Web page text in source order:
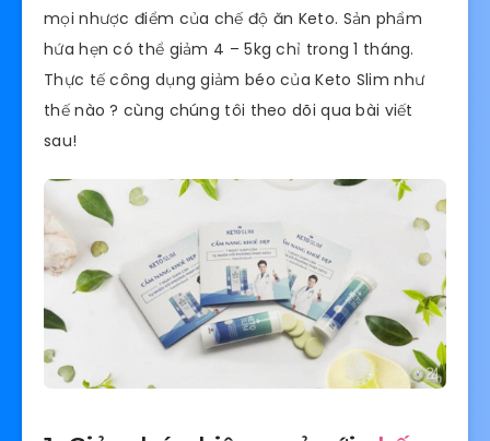
mọi nhược điểm của chế độ ăn Keto. Sản phẩm
hứa hẹn có thể giảm 4 – 5kg chỉ trong 1 tháng.
Thực tế công dụng giảm béo của Keto Slim như
thế nào ? cùng chúng tôi theo dõi qua bài viết
sau!